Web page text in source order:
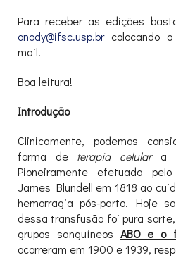
Para receber as edições
onody@ifsc.usp.br colocando
mail.
Boa leitura!
Introdução
Clinicamente, podemos
forma de terapia celulara
Pioneiramente efetuada
James Blundell em 1818 ao
hemorragia pós-parto. Hoje
dessa transfusão foi pura
grupos sanguíneos ABO e o
ocorreram em 1900 e 1939,